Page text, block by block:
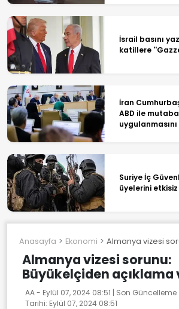
İsrail basını
katillere
İran
ABD ile
Suriye İç
üyelerini
Anasayfa Ekonomi Almanya vizesi
Almanya vizesi sorunu:
Büyükelçiden açıklama
AA - Eylül 07, 2024 08:51 | Son Güncelleme
Tarihi: Eylül 07, 2024 08:51